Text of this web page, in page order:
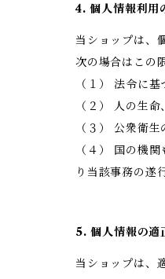
4. 個人情報利用
当ショップは、
次の場合はこの
（１） 法令に
（２） 人の生
（３） 公衆衛
（４） 国の機
り当該事務の遂
5. 個人情報の適
当ショップは、